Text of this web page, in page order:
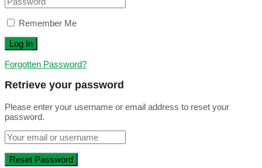
Remember Me
Forgotten Password?
Retrieve your password
Please enter your username or email address to reset your
password.